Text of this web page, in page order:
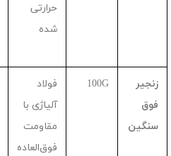
حرارتی
شده
زنجیر
فوق
سنگین
G
100
فولاد
آلیاژی با
مقاومت
فوق‌العاده